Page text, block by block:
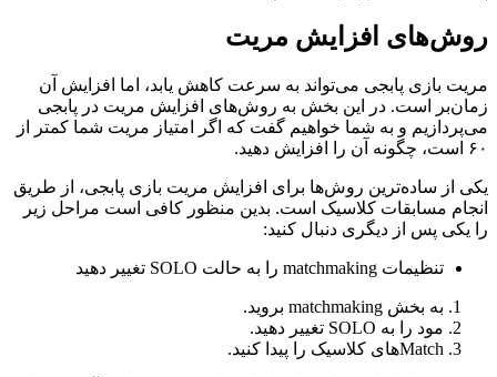
روش‌های افزایش مریت
مریت بازی پابجی می‌تواند به سرعت کاهش یابد، اما افزایش آن
زمان‌بر است. در این بخش به روش‌های افزایش مریت در پابجی
می‌پردازیم و به شما خواهیم گفت که اگر امتیاز مریت شما کمتر از
۶۰ است، چگونه آن را افزایش دهید.
یکی از ساده‌ترین روش‌ها برای افزایش مریت بازی پابجی، از طریق
انجام مسابقات کلاسیک است. بدین منظور کافی است مراحل زیر
را یکی پس از دیگری دنبال کنید:
تنظیمات matchmaking را به حالت SOLO تغییر دهید
به بخش matchmaking بروید.
مود را به SOLO تغییر دهید.
Matchهای کلاسیک را پیدا کنید.